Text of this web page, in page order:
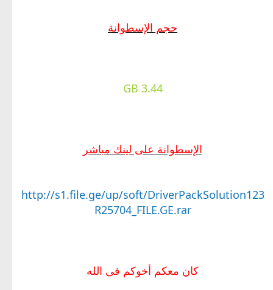
حجم الإسطوانة
3.44 GB
الإسطوانة على لينك مباشر
http://s1.file.ge/up/soft/DriverPackSolution123
R25704_FILE.GE.rar
كان معكم أخوكم فى الله